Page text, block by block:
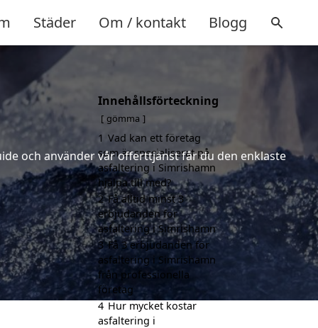
Städer Om / kontakt Blogg
och använder vår offerttjänst får du den enklaste
Innehållsförteckning
gömma
1 Vad kan ett företag
som är specialiserat på
asfaltering i Simrishamn
hjälpa till med?
2 Få alltid minst 3
erbjudanden för
asfaltering i Simrishamn
3 Få 3 erbjudanden för
asfaltering i Simrishamn
från professionella
företag
4 Hur mycket kostar
asfaltering i